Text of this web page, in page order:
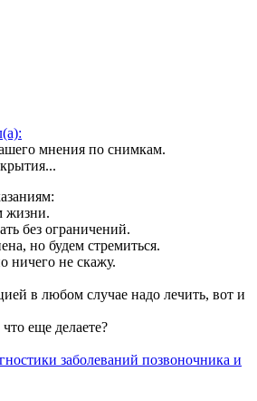
мнения по снимкам.
жизни.
без ограничений.
но будем стремиться.
ничего не скажу.
в любом случае надо лечить, вот и
еще делаете?
заболеваний позвоночника и